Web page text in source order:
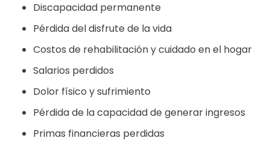
Discapacidad permanente
Pérdida del disfrute de la vida
Costos de rehabilitación y cuidado en el hogar
Salarios perdidos
Dolor físico y sufrimiento
Pérdida de la capacidad de generar ingresos
Primas financieras perdidas